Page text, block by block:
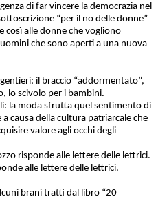
di far vincere la democrazia nel
“per il no delle donne”
così alle donne che vogliono
che sono aperti a una nuova
il braccio “addormentato”,
lo scivolo per i bambini.
la moda sfrutta quel sentimento di
causa della cultura patriarcale che
valore agli occhi degli
risponde alle lettere delle lettrici.
alle lettere delle lettrici.
brani tratti dal libro “20